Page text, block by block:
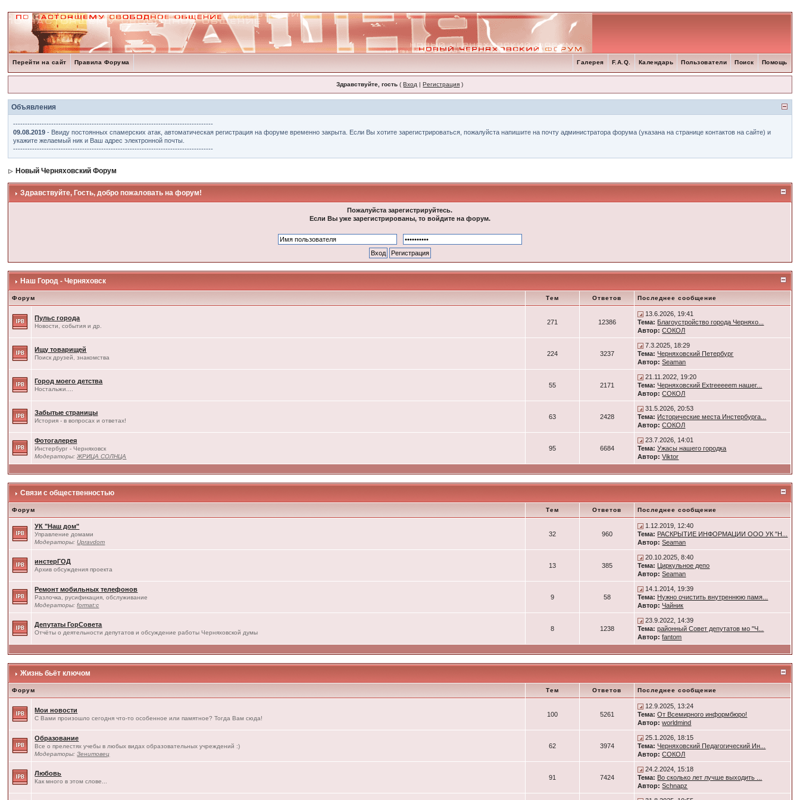
Перейти на сайт Правила Форума Помощь
Поиск
Пользователи
Календарь
F.A.Q.
Галерея
Здравствуйте, гость (Вход |Регистрация )
Объявления
------------------------------------------------------------------------------------
09.08.2019 - Ввиду постоянных спамерских атак, автоматическая регистрация на форуме временно закрыта. Если Вы хотите зарегистрироваться, пожалуйста напишите на почту администратора форума (указана на странице контактов на сайте) и
укажите желаемый ник и Ваш адрес электронной почты.
------------------------------------------------------------------------------------
Новый Черняховский Форум
Здравствуйте, Гость, добро пожаловать на форум!
Пожалуйста зарегистрируйтесь.
Если Вы уже зарегистрированы, то войдите на форум.
Наш Город - Черняховск
Форум Тем Ответов Последнее сообщение
Пульс города
Новости, события и др.
271 12386
13.6.2026, 19:41
Тема: Благоустройство города Черняхо...
Автор: СОКОЛ
Ищу товарищей
Поиск друзей, знакомства
224 3237
7.3.2025, 18:29
Тема: Черняховский Петербург
Автор: Seaman
Город моего детства
Ностальжи....
55 2171
21.11.2022, 19:20
Тема: Черняховский Extreeeeem нашег...
Автор: СОКОЛ
Забытые страницы
История - в вопросах и ответах!
63 2428
31.5.2026, 20:53
Тема: Исторические места Инстербурга...
Автор: СОКОЛ
Фотогалерея
Инстербург - Черняховск
Модераторы:ЖРИЦА СОЛНЦА
95 6684
23.7.2026, 14:01
Тема: Ужасы нашего городка
Автор: Viktor
Связи с общественностью
Форум Тем Ответов Последнее сообщение
УК "Наш дом"
Управление домами
Модераторы:Upravdom
32 960
1.12.2019, 12:40
Тема: РАСКРЫТИЕ ИНФОРМАЦИИ ООО УК "Н...
Автор: Seaman
инстерГОД
Архив обсуждения проекта
13 385
20.10.2025, 8:40
Тема: Циркульное депо
Автор: Seaman
Ремонт мобильных телефонов
Разлочка, русификация, обслуживание
Модераторы:format:c
9 58
14.1.2014, 19:39
Тема: Нужно очистить внутреннюю памя...
Автор: Чайник
Депутаты ГорСовета
Отчёты о деятельности депутатов и обсуждение работы Черняховской думы
8 1238
23.9.2022, 14:39
Тема: районный Совет депутатов мо "Ч...
Автор: fantom
Жизнь бьёт ключом
Форум Тем Ответов Последнее сообщение
Мои новости
С Вами произошло сегодня что-то особенное или памятное? Тогда Вам сюда!
100 5261
12.9.2025, 13:24
Тема: От Всемирного информбюро!
Автор: worldmind
Образование
Все о прелестях учебы в любых видах образовательных учреждений :)
Модераторы:Зенитовец
62 3974
25.1.2026, 18:15
Тема: Черняховский Педагогический Ин...
Автор: СОКОЛ
Любовь
Как много в этом слове...
91 7424
24.2.2024, 15:18
Тема: Во сколько лет лучше выходить ...
Автор: Schnapz